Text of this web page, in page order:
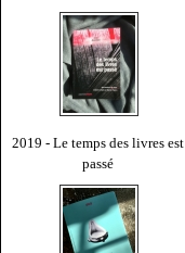
2019 - Le temps des livres est
passé